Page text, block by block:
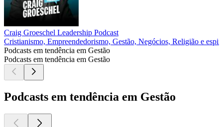
Craig Groeschel Leadership Podcast
Cristianismo, Empreendedorismo, Gestão, Negócios, Religião e
Podcasts em tendência em Gestão
Podcasts em tendência em Gestão
Podcasts em tendência em Gestão